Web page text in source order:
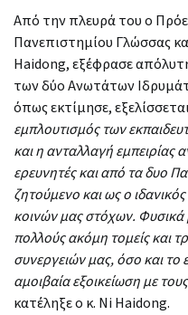
Από την πλευρά του ο
Πανεπιστημίου Γλώσσας
Haidong, εξέφρασε
των δύο Ανωτάτων
όπως εκτίμησε,
εμπλουτισμός των
και η ανταλλαγή εμπειρίας
ερευνητές και από τα δυο
ζητούμενο και ως ο
κοινών μας στόχων. Φυσικά
πολλούς ακόμη τομείς και
συνεργειών μας, όσο και
αμοιβαία εξοικείωση με
κατέληξε ο κ. Ni Haidong.